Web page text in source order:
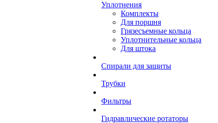
Уплотнения
Комплекты
Для поршня
Грязесъемные кольца
Уплотнительные кольца
Для штока
Спирали для защиты
Трубки
Фильтры
Гидравлические ротаторы